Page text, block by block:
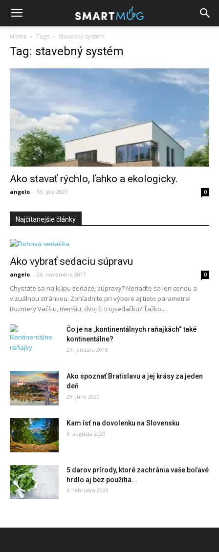
Home Tags Stavebný systém
Tag: stavebný systém
Ako stavať rýchlo, ľahko a ekologicky.
angelo - 13. júla 2021 0
Najčítanejšie články
Ako vybrať sedaciu súpravu
angelo - 24. novembra 2017 0
Chystáte sa na kúpu sedacej súpravy? Neriaďte sa len cenou a
vizuálnou stránkou. Zohľadnite pri výbere aj tieto parametre!
Rozmery Väčšiu, menšiu, dvoj či trojsedačku? Ťažko...
Čo je na „kontinentálnych raňajkách“ také
kontinentálne?
27. januára 2018
Ako spoznať Bratislavu a jej krásy za jeden
deň
29. júna 2020
Kam ísť na dovolenku na Slovensku
6. augusta 2020
5 darov prírody, ktoré zachránia vaše boľavé
hrdlo aj bez použitia...
6. februára 2020